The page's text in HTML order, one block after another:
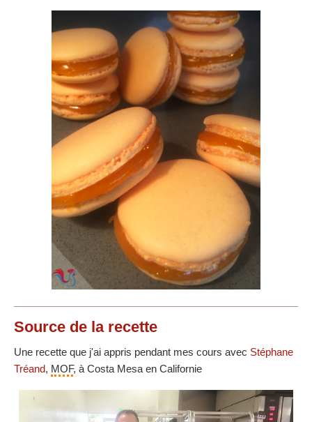
Source de la recette
Une recette que j'ai appris pendant mes cours avec Stéphane
Tréand, MOF, à Costa Mesa en Californie